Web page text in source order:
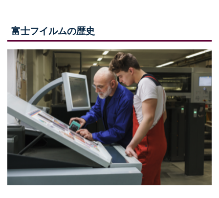
富士フイルムの歴史